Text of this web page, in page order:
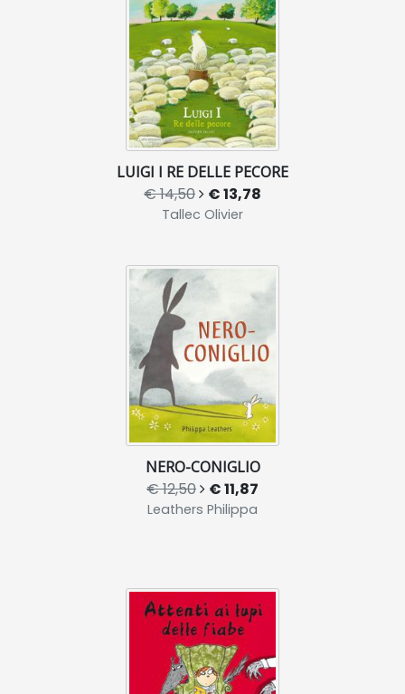
LUIGI I RE DELLE PECORE
€ 14,50 € 13,78
Tallec Olivier
NERO-CONIGLIO
€ 12,50 € 11,87
Leathers Philippa